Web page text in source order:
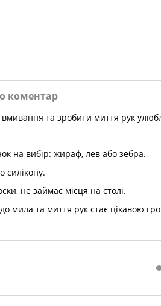
коментар
та зробити миття рук
на вибір: жираф, лев або зебра.
силікону.
не займає місця на столі.
мила та миття рук стає цікавою